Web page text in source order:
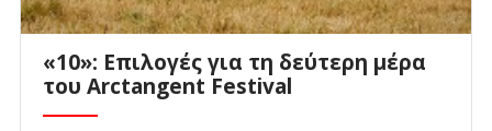
«10»: Επιλογές για τη δεύτερη μέρα
του Arctangent Festival